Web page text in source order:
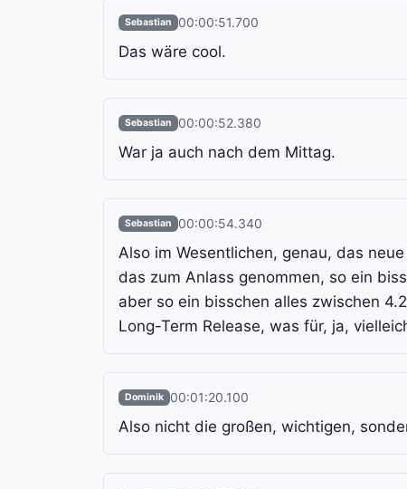
Sebastian 00:00:51.700
Das wäre cool.
Sebastian 00:00:52.380
War ja auch nach dem Mittag.
Sebastian 00:00:54.340
Also im Wesentlichen, genau, das
das zum Anlass genommen, so ein
aber so ein bisschen alles zwischen
Long-Term Release, was für, ja,
Dominik 00:01:20.100
Also nicht die großen, wichtigen,